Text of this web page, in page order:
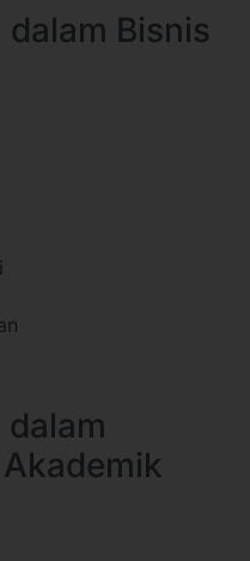
dalam Bisnis
dalam